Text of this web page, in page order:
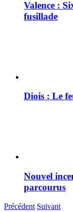
Valence :
fusillade
Diois : Le
Nouvel
parcourus
Précédent Suivant